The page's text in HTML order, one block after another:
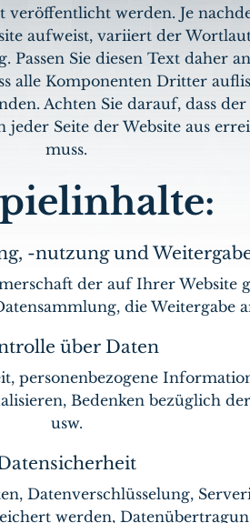
werden. Je
aufweist, variiert der
Passen Sie diesen Text daher
alle Komponenten Dritter
Achten Sie darauf, dass
Seite der Website aus
muss.
-nutzung und
der auf Ihrer Website
die Weitergabe
über Daten
personenbezogene
Bedenken bezüglich
usw.
Datenverschlüsselung,
werden,